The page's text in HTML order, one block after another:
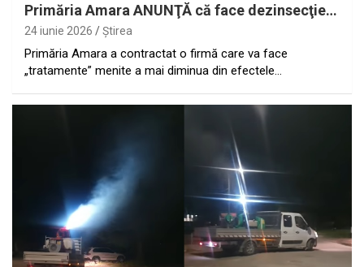
Primăria Amara ANUNŢĂ că face dezinsecţie…
24 iunie 2026 Ştirea
Primăria Amara a contractat o firmă care va face
„tratamente” menite a mai diminua din efectele…